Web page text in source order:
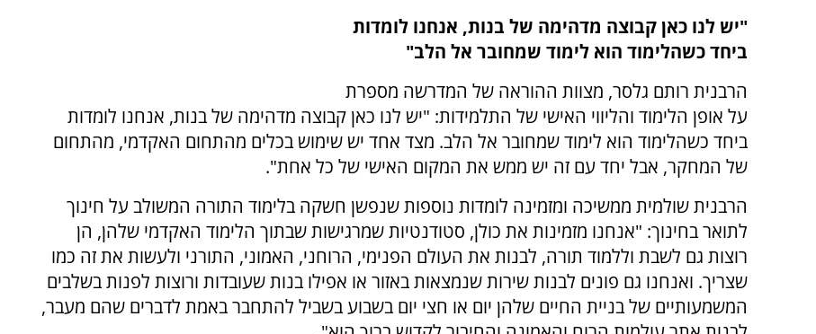
"יש לנו כאן קבוצה מדהימה של בנות, אנחנו לומדות
ביחד כשהלימוד הוא לימוד שמחובר אל הלב"
הרבנית רותם גלסר, מצוות ההוראה של המדרשה מספרת
על אופן הלימוד והליווי האישי של התלמידות: "יש לנו כאן קבוצה מדהימה של בנות, אנחנו לומדות
ביחד כשהלימוד הוא לימוד שמחובר אל הלב. מצד אחד יש שימוש בכלים מהתחום האקדמי, מהתחום
של המחקר, אבל יחד עם זה יש ממש את המקום האישי של כל אחת".
הרבנית שולמית ממשיכה ומזמינה לומדות נוספות שנפשן חשקה בלימוד התורה המשולב על חינוך
לתואר בחינוך: "אנחנו מזמינות את כולן, סטודנטיות שמרגישות שבתוך הלימוד האקדמי שלהן, הן
רוצות גם לשבת וללמוד תורה, לבנות את העולם הפנימי, הרוחני, האמוני, התורני ולעשות את זה כמו
שצריך. ואנחנו גם פונים לבנות שירות שנמצאות באזור או אפילו בנות שעובדות ורוצות לפנות בשלבים
המשמעותיים של בניית החיים שלהן יום או חצי יום בשבוע בשביל להתחבר באמת לדברים שהם מעבר,